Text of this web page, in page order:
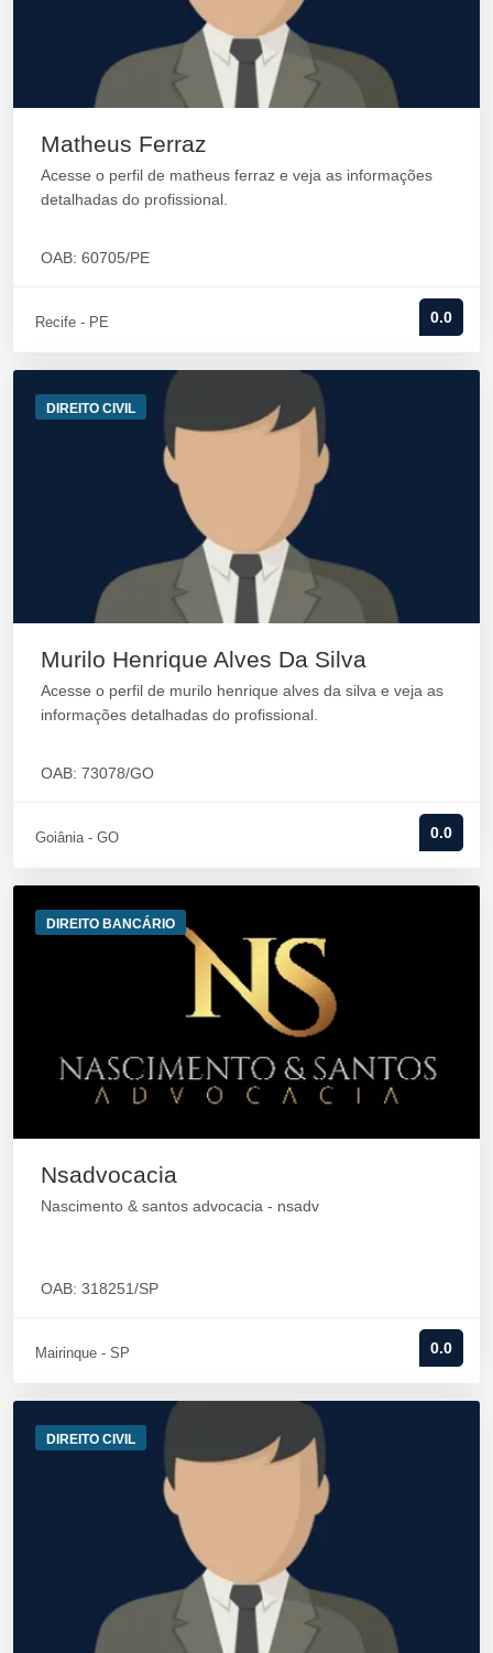
Matheus Ferraz
Acesse o perfil de matheus ferraz e veja as informações
detalhadas do profissional.
OAB: 60705/PE
Recife - PE 0.0
DIREITO CIVIL
Murilo Henrique Alves Da Silva
Acesse o perfil de murilo henrique alves da silva e veja as
informações detalhadas do profissional.
OAB: 73078/GO
Goiânia - GO 0.0
DIREITO BANCÁRIO
Nsadvocacia
Nascimento & santos advocacia - nsadv
OAB: 318251/SP
Mairinque - SP 0.0
DIREITO CIVIL